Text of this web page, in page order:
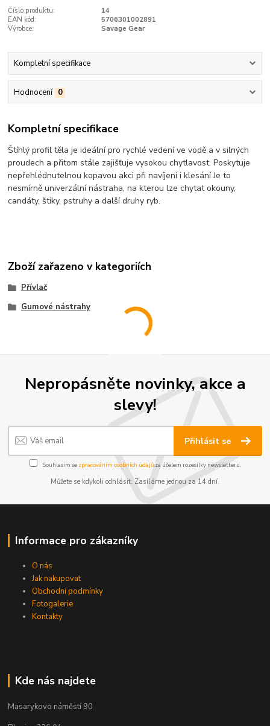
Číslo produktu:
14
EAN kód:
5706301002891
Výrobce:
Savage Gear
Kompletní specifikace
Hodnocení 0
Kompletní specifikace
Štíhlý profil těla je ideální pro rychlé vedení ve vodě a v silných
proudech a přitom stále zajišťuje vysokou chytlavost. Poskytuje
nepřehlédnutelnou kopavou akci při navíjení i klesání Je to
nesmírně univerzální nástraha, na kterou lze chytat okouny,
candáty, štiky, pstruhy a další druhy ryb.
Zboží zařazeno v kategoriích
Přívlač
Gumové nástrahy
Nepropásněte novinky, akce a
slevy!
Přihlásit se
Souhlasím se zpracováním osobních údajůza účelem rozesílky newsletteru.
Můžete se kdykoli odhlásit. Zasíláme jednou za 14 dní.
Informace pro zákazníky
O nás
Jak nakupovat
Obchodní podmínky
Fotogalerie
Kontakty
Kde nás najdete
Masarykovo náměstí 90